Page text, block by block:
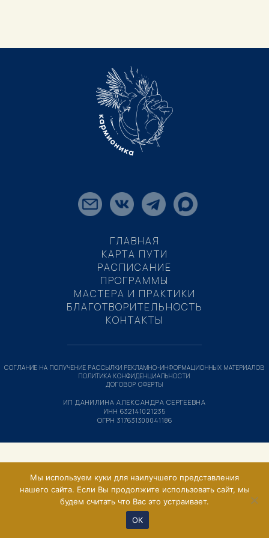
ГЛАВНАЯ
КАРТА ПУТИ
РАСПИСАНИЕ
ПРОГРАММЫ
МАСТЕРА И ПРАКТИКИ
БЛАГОТВОРИТЕЛЬНОСТЬ
КОНТАКТЫ
ИП ДАНИЛИНА АЛЕКСАНДРА СЕРГЕЕВНА
ИНН 632141021235
ОГРН 317631300041186
СОГЛАНИЕ НА ПОЛУЧЕНИЕ РАССЫЛКИ РЕКЛАМНО-ИНФОРМАЦИОННЫХ МАТЕРИАЛОВ
ПОЛИТИКА КОНФИДЕНЦИАЛЬНОСТИ
ДОГОВОР ОФЕРТЫ
Мы используем куки для наилучшего представления
нашего сайта. Если Вы продолжите использовать сайт, мы
будем считать что Вас это устраивает.
ОК